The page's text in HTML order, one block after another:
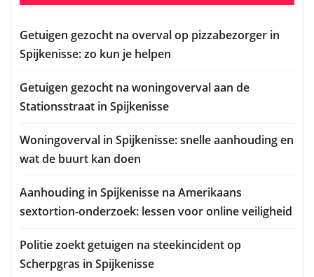
Getuigen gezocht na overval op pizzabezorger in
Spijkenisse: zo kun je helpen
Getuigen gezocht na woningoverval aan de
Stationsstraat in Spijkenisse
Woningoverval in Spijkenisse: snelle aanhouding en
wat de buurt kan doen
Aanhouding in Spijkenisse na Amerikaans
sextortion-onderzoek: lessen voor online veiligheid
Politie zoekt getuigen na steekincident op
Scherpgras in Spijkenisse